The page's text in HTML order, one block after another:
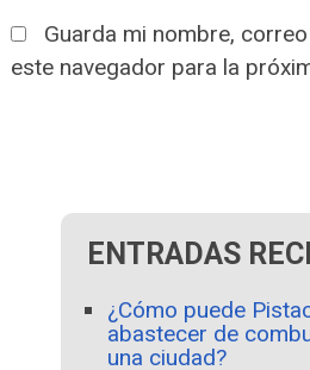
Guarda mi nombre,
este navegador para la
ENTRADAS
¿Cómo puede
abastecer de
una ciudad?